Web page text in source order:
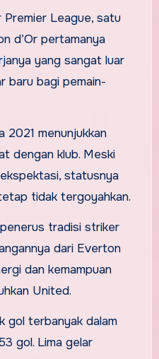
Premier League, satu
d’Or pertamanya
yang sangat luar
baru bagi pemain-
2021 menunjukkan
dengan klub. Meski
statusnya
tidak tergoyahkan.
tradisi striker
dari Everton
dan kemampuan
United.
gol terbanyak dalam
gol. Lima gelar